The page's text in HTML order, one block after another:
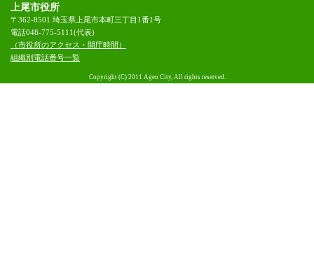
上尾市役所
〒362-8501 埼玉県上尾市本町三丁目1番1号
電話048-775-5111(代表)
（市役所のアクセス・開庁時間）
組織別電話番号一覧
Copyright (C) 2011 Ageo City, All rights reserved.